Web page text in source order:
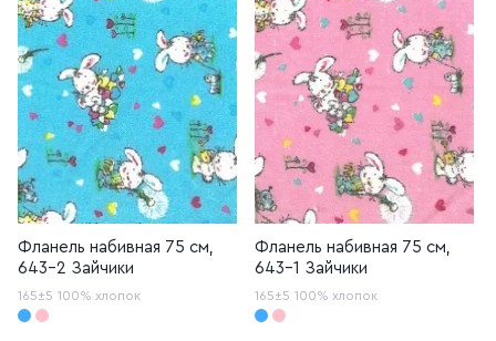
Фланель набивная 75 см,
643-2 Зайчики
165±5 100% хлопок
Фланель набивная 75 см,
643-1 Зайчики
165±5 100% хлопок